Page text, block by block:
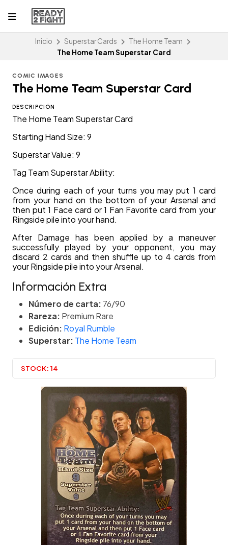
Inicio Superstar Cards
The Home Team
The Home Team Superstar Card
COMIC IMAGES
The Home Team Superstar Card
DESCRIPCIÓN
The Home Team Superstar Card
Starting Hand Size: 9
Superstar Value: 9
Tag Team Superstar Ability:
Once during each of your turns you may put 1 card
from your hand on the bottom of your Arsenal and
then put 1 Face card or 1 Fan Favorite card from your
Ringside pile into your hand.
After Damage has been applied by a maneuver
successfully played by your opponent, you may
discard 2 cards and then shuffle up to 4 cards from
your Ringside pile into your Arsenal.
Información Extra
Número de carta: 76/90
Rareza: Premium Rare
Edición: Royal Rumble
Superstar: The Home Team
STOCK: 14